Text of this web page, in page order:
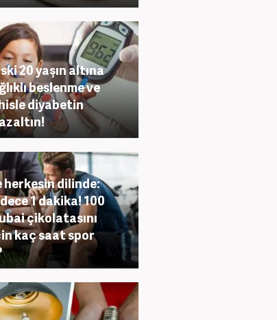
20 yaşın altına
beslenme ve
diyabetin
herkesin dilinde:
1 dakika! 100
çikolatasını
kaç saat spor